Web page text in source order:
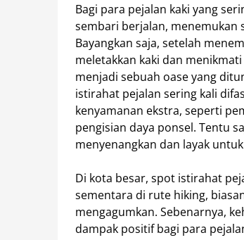
Bagi para pejalan kaki yang
sembari berjalan, menemukan
Bayangkan saja, setelah
meletakkan kaki dan
menjadi sebuah oase yang
istirahat pejalan sering kali
kenyamanan ekstra, seperti
pengisian daya ponsel. Tentu
menyenangkan dan layak
Di kota besar, spot istirahat
sementara di rute hiking,
mengagumkan. Sebenarnya,
dampak positif bagi para